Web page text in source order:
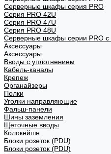
Серверные шкафы серия PRO
Серия PRO 42U
Серия PRO 47U
Серия PRO 48U
Серверные шкафы серии PRO
Аксессуары
Аксессуары
Вводы с уплотнением
Кабель-каналы
Крепеж
Органайзеры
Полки
Уголки направляющие
Фальш-панели
Шины заземления
Щеточные вводы
Колокейшн
Блоки розеток (PDU)
Блоки розеток (PDU)